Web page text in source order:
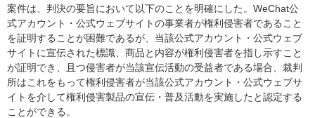
案件は、判決の要旨において以下のことを明確にした。WeChat公
式アカウント・公式ウェブサイトの事業者が権利侵害者であること
を証明することが困難であるが、当該公式アカウント・公式ウェブ
サイトに宣伝された標識、商品と内容が権利侵害者を指し示すこと
が証明でき、且つ侵害者が当該宣伝活動の受益者である場合、裁判
所はこれをもって権利侵害者が当該公式アカウント・公式ウェブサ
イトを介して権利侵害製品の宣伝・普及活動を実施したと認定する
ことができる。